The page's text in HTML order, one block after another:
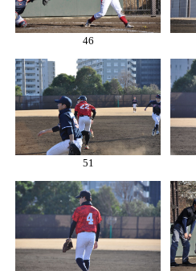
46
51